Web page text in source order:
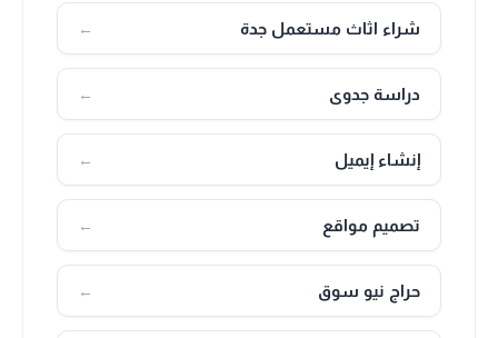
شراء اثاث مستعمل جدة ←
دراسة جدوى ←
إنشاء إيميل ←
تصميم مواقع ←
حراج نيو سوق ←